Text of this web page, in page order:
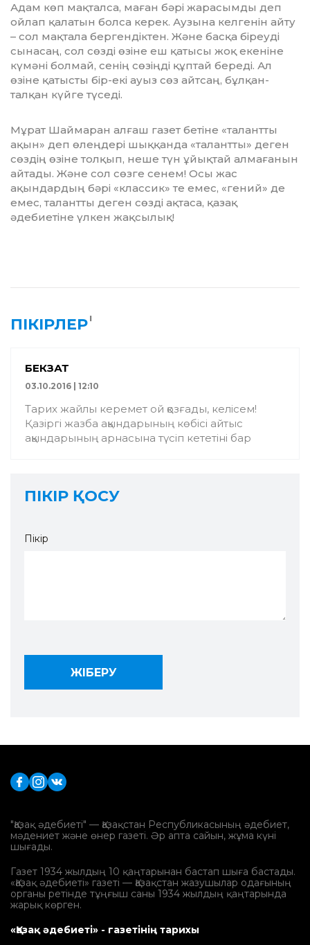
Адам көп мақталса, маған бәрі жарасымды деп
ойлап қалатын болса керек. Аузына келгенін айту
– сол мақтала берген­діктен. Және басқа біреуді
сынасаң, сол сөзді өзіне еш қатысы жоқ екеніне
күмәні болмай, сенің сөзіңді құптай береді. Ал
өзіне қатысты бір-екі ауыз сөз айтсаң, бұлқан-
талқан күйге түседі.
Мұрат Шаймаран алғаш газет бетіне «талантты
ақын» деп өлеңдері шыққанда «талантты» деген
сөздің өзіне толқып, неше түн ұйықтай алмағанын
айтады. Және сол сөзге сенем! Осы жас
ақындардың бәрі «классик» те емес, «гений» де
емес, талантты деген сөз­ді ақтаса, қазақ
әдебиетіне үлкен жақсы­лық!
ПІКІРЛЕР1
БЕКЗАТ
03.10.2016 | 12:10
Тариx жайлы керемет ой қозғады, келісем!
Қазіргі жазба ақындарының көбісі айтыс
ақындарының арнасына түсіп кететіні бар
ПІКІР ҚОСУ
Пікір
"Қазақ әдебиеті" — Қазақстан Республикасының әдебиет,
мәдениет және өнер газеті. Әр апта сайын, жұма күні
шығады.
Газет 1934 жылдың 10 қаңтарынан бастап шыға бастады.
«Қазақ әдебиеті» газеті — Қазақстан жазушылар одағының
органы ретінде тұңғыш саны 1934 жылдың қаңтарында
жарық көрген.
«Қазақ әдебиеті» - газетінің тарихы